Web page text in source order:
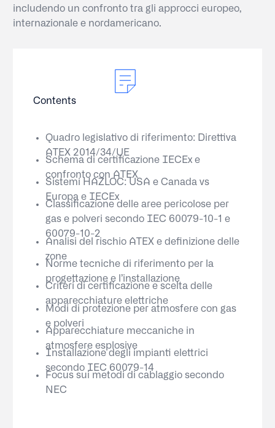
includendo un confronto tra gli approcci europeo,
internazionale e nordamericano.
Contents
Quadro legislativo di riferimento: Direttiva
ATEX 2014/34/UE
Schema di certificazione IECEx e
confronto con ATEX
Sistemi HAZLOC: USA e Canada vs
Europa e IECEx
Classificazione delle aree pericolose per
gas e polveri secondo IEC 60079-10-1 e
60079-10-2
Analisi del rischio ATEX e definizione delle
zone
Norme tecniche di riferimento per la
progettazione e l’installazione
Criteri di certificazione e scelta delle
apparecchiature elettriche
Modi di protezione per atmosfere con gas
e polveri
Apparecchiature meccaniche in
atmosfere esplosive
Installazione degli impianti elettrici
secondo IEC 60079-14
Focus sui metodi di cablaggio secondo
NEC